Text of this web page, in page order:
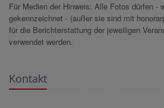
Für Medien der Hinweis: Alle Fotos dürfen -
gekennzeichnet - (außer sie sind mit
für die Berichterstattung der jeweiligen
verwendet werden.
Kontakt